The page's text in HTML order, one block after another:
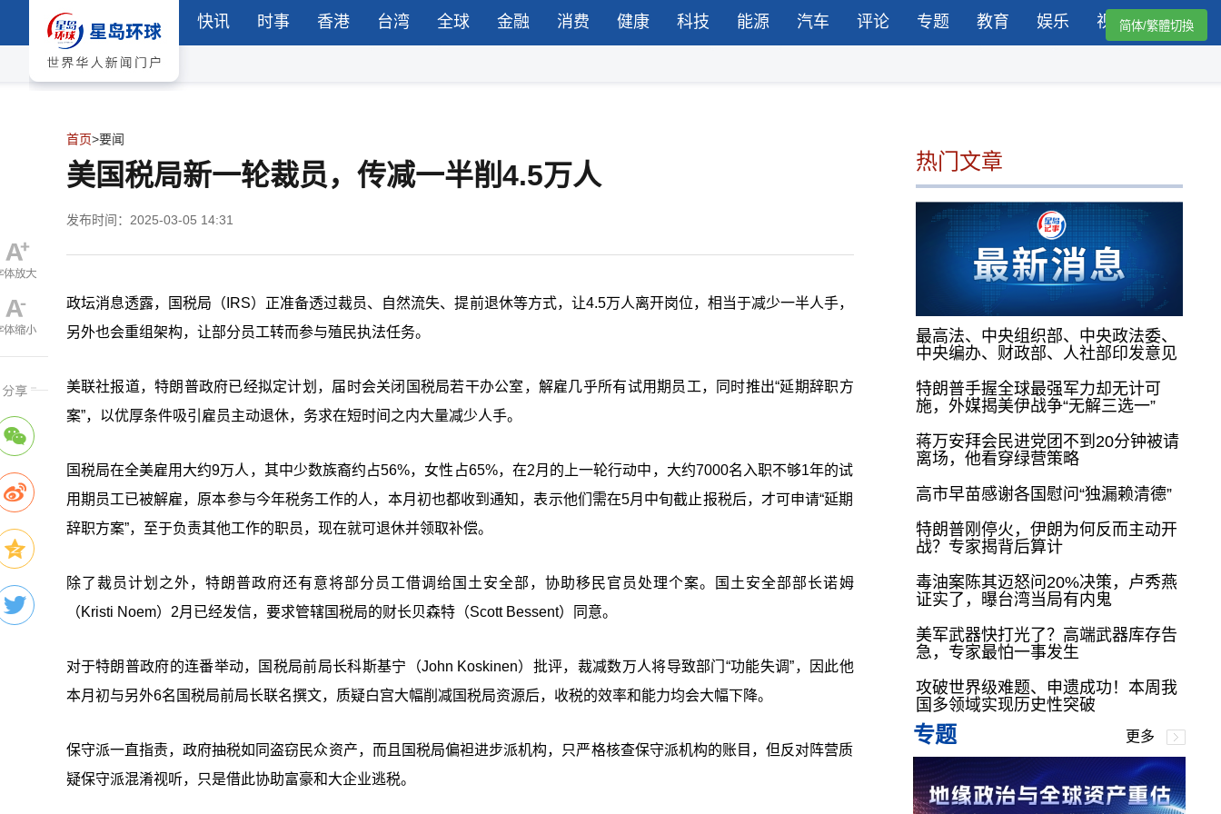
快讯 时事 香港 台湾 全球 金融 消费 健康 科技 能源 汽车 评论 专题 教育 娱乐 视频简体/繁體切換
首页>要闻
美国税局新一轮裁员，传减一半削4.5万人
发布时间：2025-03-05 14:31
政坛消息透露，国税局（IRS）正准备透过裁员、自然流失、提前退休等方式，让4.5万人离开岗位，相当于减少一半人手，
另外也会重组架构，让部分员工转而参与殖民执法任务。
美联社报道，特朗普政府已经拟定计划，届时会关闭国税局若干办公室，解雇几乎所有试用期员工，同时推出“延期辞职方
案”，以优厚条件吸引雇员主动退休，务求在短时间之内大量减少人手。
国税局在全美雇用大约9万人，其中少数族裔约占56%，女性占65%，在2月的上一轮行动中，大约7000名入职不够1年的试
用期员工已被解雇，原本参与今年税务工作的人，本月初也都收到通知，表示他们需在5月中旬截止报税后，才可申请“延期
辞职方案”，至于负责其他工作的职员，现在就可退休并领取补偿。
除了裁员计划之外，特朗普政府还有意将部分员工借调给国土安全部，协助移民官员处理个案。国土安全部部长诺姆
（Kristi Noem）2月已经发信，要求管辖国税局的财长贝森特（Scott Bessent）同意。
对于特朗普政府的连番举动，国税局前局长科斯基宁（John Koskinen）批评，裁减数万人将导致部门“功能失调”，因此他
本月初与另外6名国税局前局长联名撰文，质疑白宫大幅削减国税局资源后，收税的效率和能力均会大幅下降。
保守派一直指责，政府抽税如同盗窃民众资产，而且国税局偏袒进步派机构，只严格核查保守派机构的账目，但反对阵营质
疑保守派混淆视听，只是借此协助富豪和大企业逃税。
热门文章
最高法、中央组织部、中央政法委、
中央编办、财政部、人社部印发意见
特朗普手握全球最强军力却无计可
施，外媒揭美伊战争“无解三选一”
蒋万安拜会民进党团不到20分钟被请
离场，他看穿绿营策略
高市早苗感谢各国慰问“独漏赖清德”
特朗普刚停火，伊朗为何反而主动开
战？专家揭背后算计
毒油案陈其迈怒问20%决策，卢秀燕
证实了，曝台湾当局有内鬼
美军武器快打光了？高端武器库存告
急，专家最怕一事发生
攻破世界级难题、申遗成功！本周我
国多领域实现历史性突破
专题 更多